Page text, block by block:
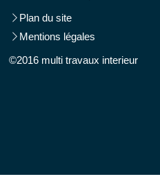
Plan du site
Mentions légales
©2016 multi travaux interieur